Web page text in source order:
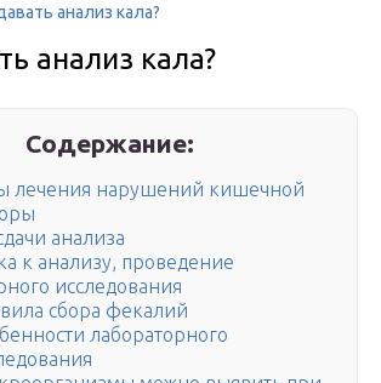
анализ кала?
анализ кала?
Содержание:
лечения нарушений кишечной
анализа
к анализу, проведение
исследования
сбора фекалий
лабораторного